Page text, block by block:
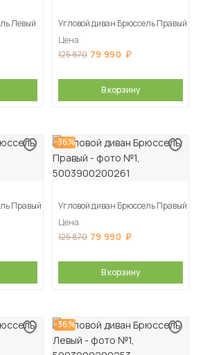
Левый
Угловой диван Брюссель Правый
Цена
125 870 79 990
В корзину
Правый
-36%
Угловой диван Брюссель Правый
Цена
125 870 79 990
В корзину
-36%